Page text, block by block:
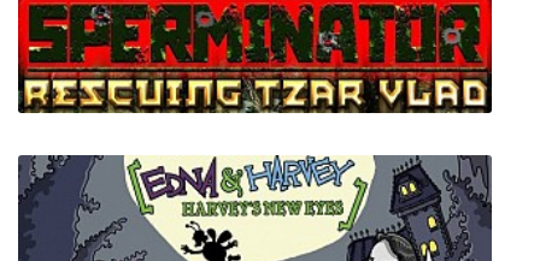
Crashlands